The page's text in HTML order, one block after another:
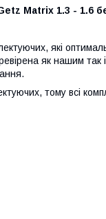
Matrix 1.3 - 1.6
які
як нашим
тому всі